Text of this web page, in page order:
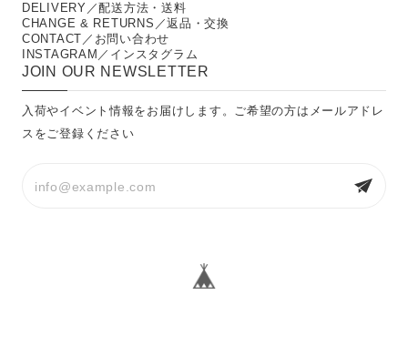
DELIVERY／配送方法・送料
CHANGE & RETURNS／返品・交換
CONTACT／お問い合わせ
INSTAGRAM／インスタグラム
JOIN OUR NEWSLETTER
入荷やイベント情報をお届けします。ご希望の方はメールアドレ
スをご登録ください